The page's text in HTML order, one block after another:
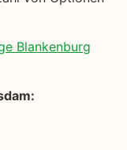
Blankenburg